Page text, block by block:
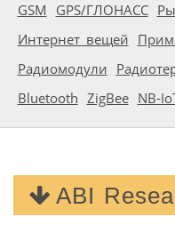
GSM GPS/ГЛОНАСС
Интернет вещей
Радиомодули
Bluetooth ZigBee NB-
ABI